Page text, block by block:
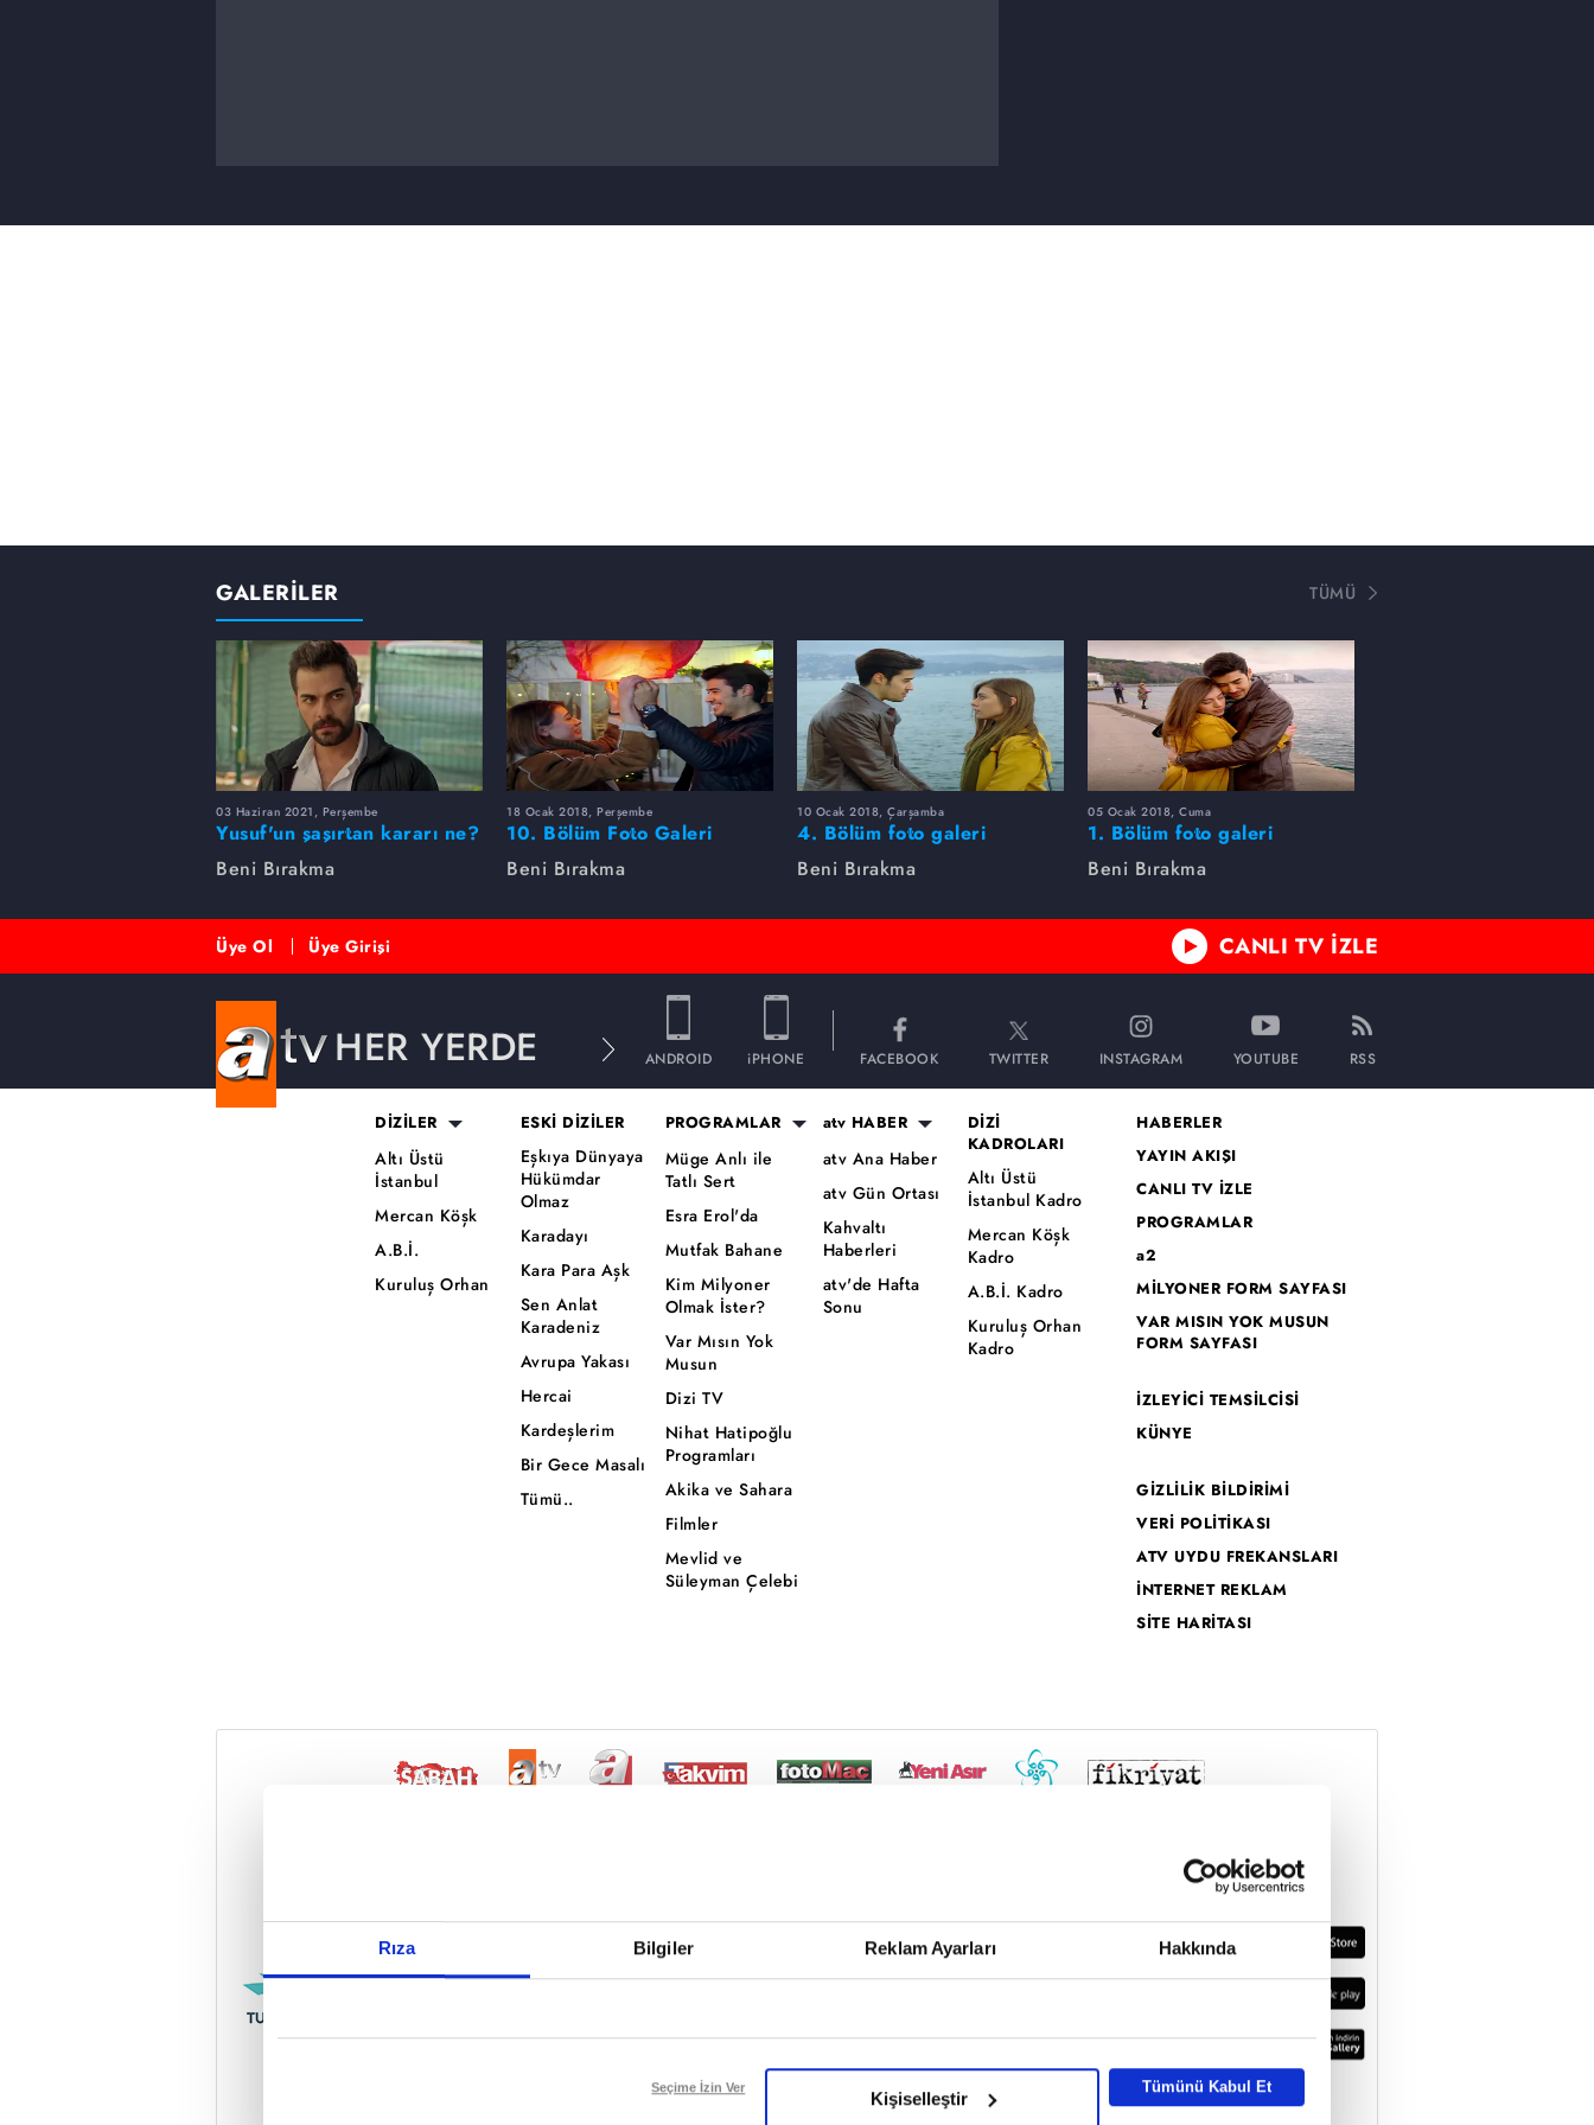
Rıza Bilgiler Reklam Ayarları Hakkında
Reddet
Seçime İzin Ver
Kişiselleştir
Tümünü Kabul Et
GALERİLER TÜMÜ
03 Haziran 2021, Perşembe
Yusuf'un şaşırtan kararı ne?
Beni Bırakma
18 Ocak 2018, Perşembe
10. Bölüm Foto Galeri
Beni Bırakma
10 Ocak 2018, Çarşamba
4. Bölüm foto galeri
Beni Bırakma
05 Ocak 2018, Cuma
1. Bölüm foto galeri
Beni Bırakma
Üye Ol Üye Girişi CANLI TV İZLE
HER YERDE ANDROID iPHONE FACEBOOK TWITTER INSTAGRAM YOUTUBE RSS
DİZİLER
Altı Üstü
İstanbul
Mercan Köşk
A.B.İ.
Kuruluş Orhan
ESKİ DİZİLER
Eşkıya Dünyaya
Hükümdar
Olmaz
Karadayı
Kara Para Aşk
Sen Anlat
Karadeniz
Avrupa Yakası
Hercai
Kardeşlerim
Bir Gece Masalı
Tümü..
PROGRAMLAR
Müge Anlı ile
Tatlı Sert
Esra Erol'da
Mutfak Bahane
Kim Milyoner
Olmak İster?
Var Mısın Yok
Musun
Dizi TV
Nihat Hatipoğlu
Programları
Akika ve Sahara
Filmler
Mevlid ve
Süleyman Çelebi
atv HABER
atv Ana Haber
atv Gün Ortası
Kahvaltı
Haberleri
atv'de Hafta
Sonu
DİZİ
KADROLARI
Altı Üstü
İstanbul Kadro
Mercan Köşk
Kadro
A.B.İ. Kadro
Kuruluş Orhan
Kadro
HABERLER
YAYIN AKIŞI
CANLI TV İZLE
PROGRAMLAR
a2
MİLYONER FORM SAYFASI
VAR MISIN YOK MUSUN
FORM SAYFASI
İZLEYİCİ TEMSİLCİSİ
KÜNYE
GİZLİLİK BİLDİRİMİ
VERİ POLİTİKASI
ATV UYDU FREKANSLARI
İNTERNET REKLAM
SİTE HARİTASI